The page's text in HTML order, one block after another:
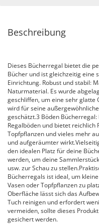
Beschreibung
Dieses Bücherregal bietet die
Bücher und ist gleichzeitig eine
Einrichtung. Robust und stabil:
Naturmaterial. Es wurde
geschliffen, um eine sehr glatte
wird für seine
geschätzt.3 Böden
Regalböden und bietet reichlich
Topfpflanzen und vieles mehr
und aufgeräumter
den idealen Platz für deine
werden, um deine
usw. zur Schau zu
Bücherregals ist ideal, um
Vasen oder Topfpflanzen zu
Oberfläche lässt sich das
Tuch reinigen und erfordert
vermeiden, sollte dieses
gesichert werden.